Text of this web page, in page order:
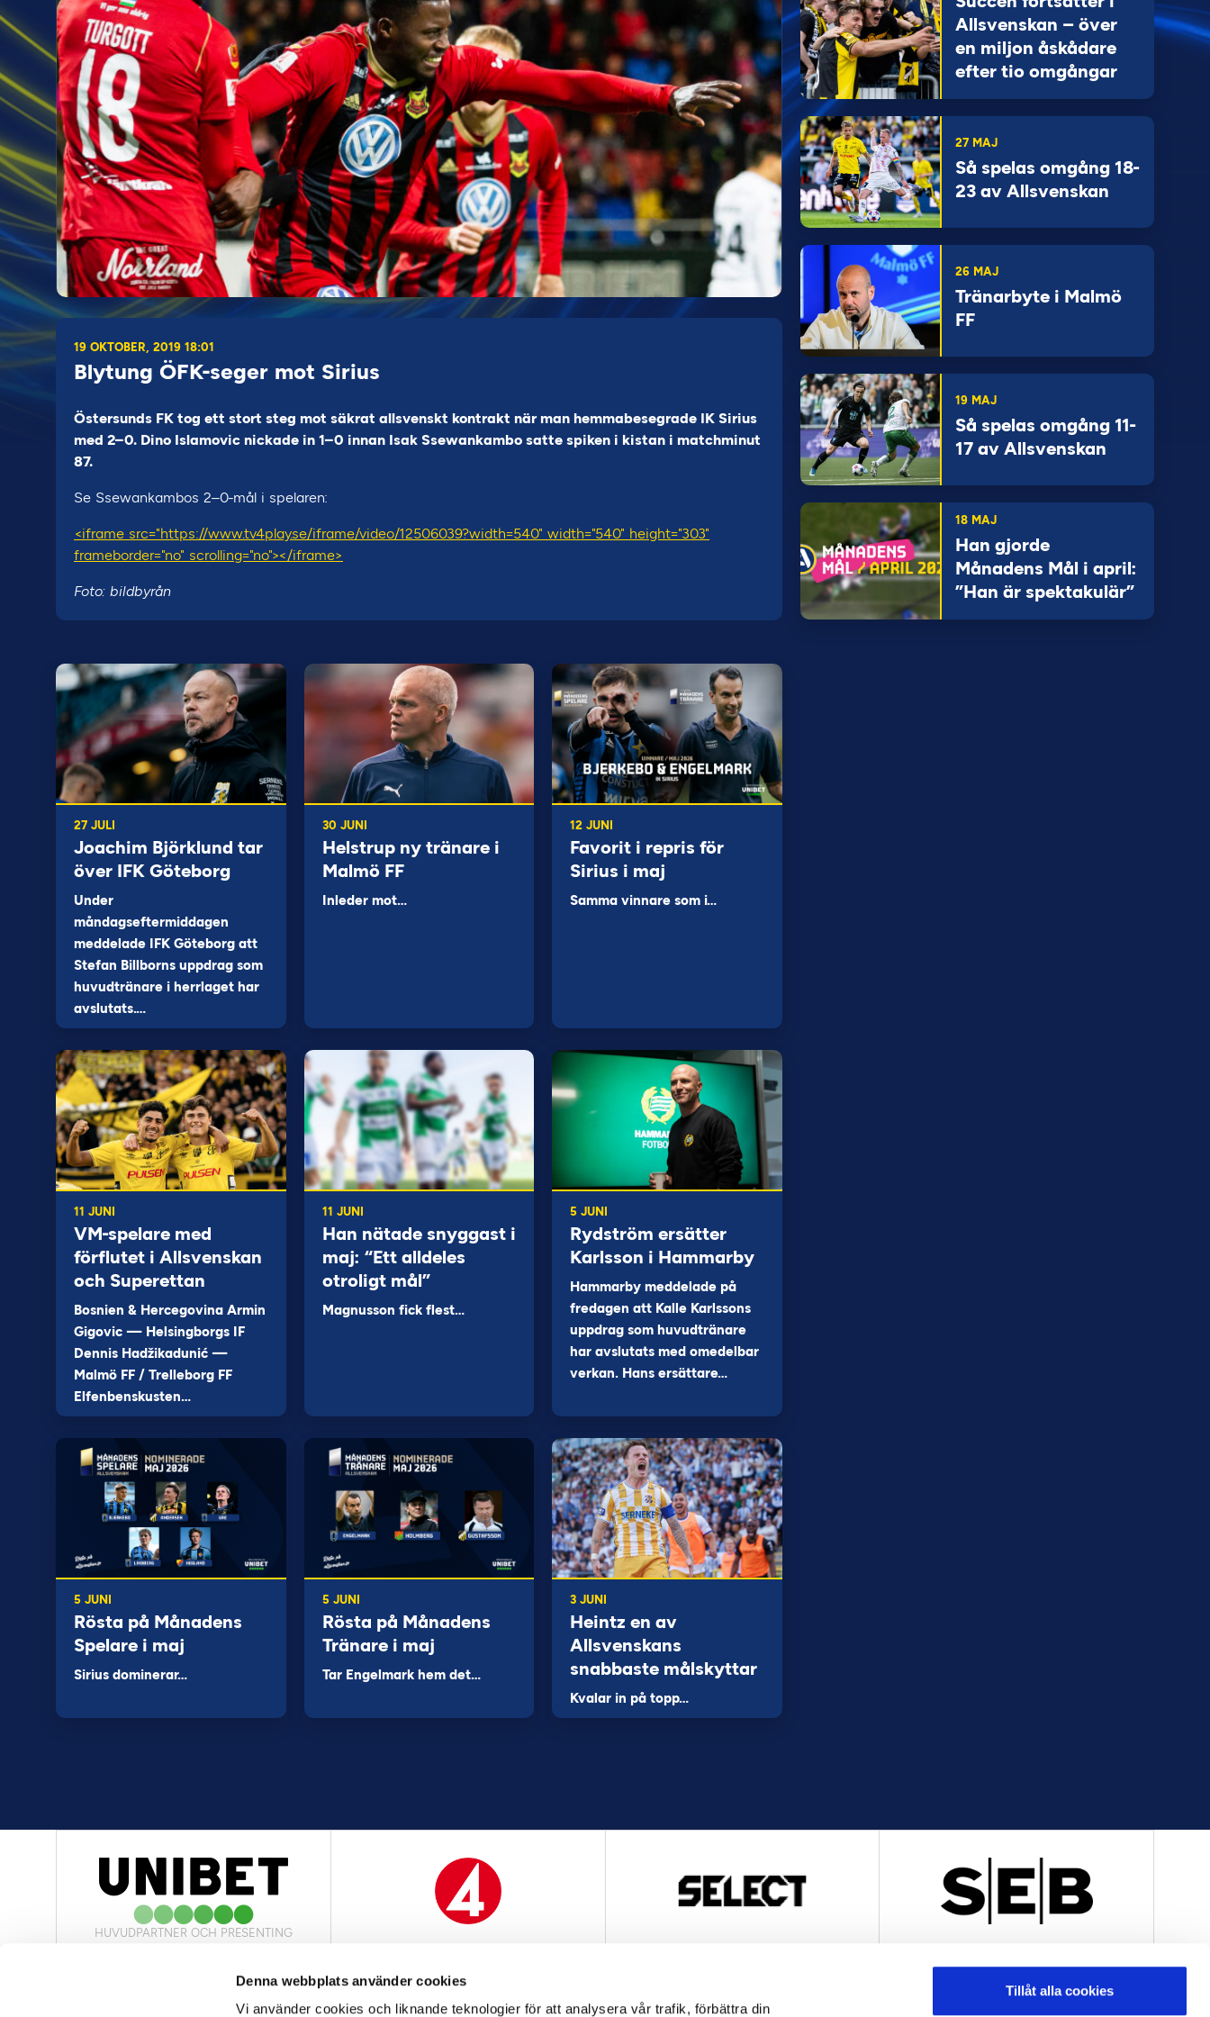
Denna webbplats använder cookies
Vi använder cookies och liknande teknologier för att analysera vår trafik, förbättra din
Tillåt alla cookies
19 OKTOBER, 2019 18:01
Blytung ÖFK-seger mot Sirius
Östersunds FK tog ett stort steg mot säkrat allsvenskt kontrakt när man hemmabesegrade IK Sirius
med 2–0. Dino Islamovic nickade in 1–0 innan Isak Ssewankambo satte spiken i kistan i matchminut
87.
Se Ssewankambos 2–0-mål i spelaren:
<iframe src="https://www.tv4play.se/iframe/video/12506039?width=540" width="540" height="303"
frameborder="no" scrolling="no"></iframe>
Foto: bildbyrån
27 JULI
Joachim Björklund tar
över IFK Göteborg
Under
måndagseftermiddagen
meddelade IFK Göteborg att
Stefan Billborns uppdrag som
huvudtränare i herrlaget har
avslutats.…
30 JUNI
Helstrup ny tränare i
Malmö FF
Inleder mot…
12 JUNI
Favorit i repris för
Sirius i maj
Samma vinnare som i…
11 JUNI
VM-spelare med
förflutet i Allsvenskan
och Superettan
Bosnien & Hercegovina Armin
Gigovic — Helsingborgs IF
Dennis Hadžikadunić —
Malmö FF / Trelleborg FF
Elfenbenskusten…
11 JUNI
Han nätade snyggast i
maj: “Ett alldeles
otroligt mål”
Magnusson fick flest…
5 JUNI
Rydström ersätter
Karlsson i Hammarby
Hammarby meddelade på
fredagen att Kalle Karlssons
uppdrag som huvudtränare
har avslutats med omedelbar
verkan. Hans ersättare…
5 JUNI
Rösta på Månadens
Spelare i maj
Sirius dominerar…
5 JUNI
Rösta på Månadens
Tränare i maj
Tar Engelmark hem det…
3 JUNI
Heintz en av
Allsvenskans
snabbaste målskyttar
Kvalar in på topp…
Allsvenskan – över
en miljon åskådare
efter tio omgångar
27 MAJ
Så spelas omgång 18-
23 av Allsvenskan
26 MAJ
Tränarbyte i Malmö
FF
19 MAJ
Så spelas omgång 11-
17 av Allsvenskan
18 MAJ
Han gjorde
Månadens Mål i april:
”Han är spektakulär”
HUVUDPARTNER OCH PRESENTING